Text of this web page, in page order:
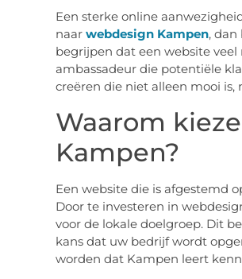
Een sterke online
naar webdesign Kampen, dan
begrijpen dat een website
ambassadeur die potentiële
creëren die niet alleen mooi
Waarom
Kampen?
Een website die is afgestemd
Door te investeren in
voor de lokale doelgroep. Dit
kans dat uw bedrijf wordt
worden dat Kampen leert